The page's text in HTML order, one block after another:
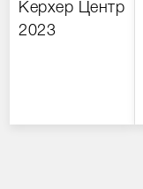
Керхер Центр
2023